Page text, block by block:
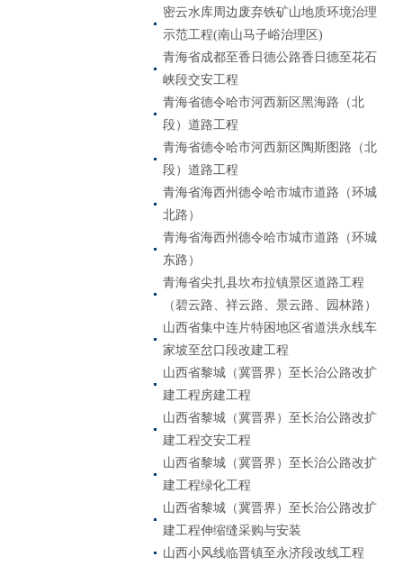
密云水库周边废弃铁矿山地质环境治理
示范工程(南山马子峪治理区)
青海省成都至香日德公路香日德至花石
峡段交安工程
青海省德令哈市河西新区黑海路（北
段）道路工程
青海省德令哈市河西新区陶斯图路（北
段）道路工程
青海省海西州德令哈市城市道路（环城
北路）
青海省海西州德令哈市城市道路（环城
东路）
青海省尖扎县坎布拉镇景区道路工程
（碧云路、祥云路、景云路、园林路）
山西省集中连片特困地区省道洪永线车
家坡至岔口段改建工程
山西省黎城（冀晋界）至长治公路改扩
建工程房建工程
山西省黎城（冀晋界）至长治公路改扩
建工程交安工程
山西省黎城（冀晋界）至长治公路改扩
建工程绿化工程
山西省黎城（冀晋界）至长治公路改扩
建工程伸缩缝采购与安装
山西小风线临晋镇至永济段改线工程